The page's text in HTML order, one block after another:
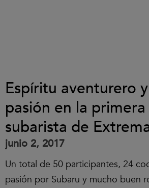
Espíritu aventurero
pasión en la
subarista de
junio 2, 2017
Un total de 50 participantes, 24
pasión por Subaru y mucho buen